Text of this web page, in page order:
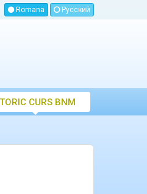
Romana Русский
CURS BNM